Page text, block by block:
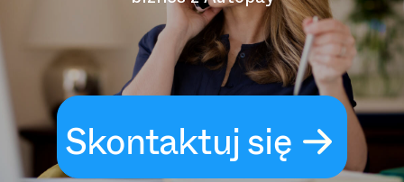
Skontaktuj się